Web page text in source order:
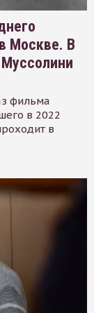
Москве. В
фильма
в 2022
в